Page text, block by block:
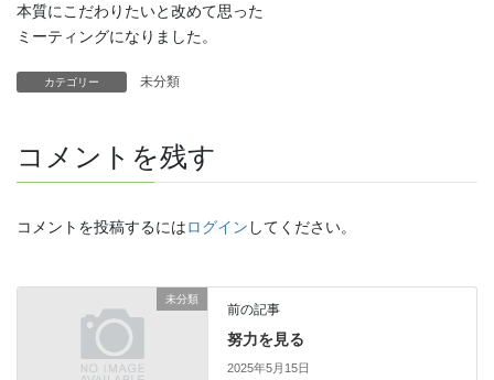
本質にこだわりたいと改めて思った
ミーティングになりました。
カテゴリー 未分類
コメントを残す
コメントを投稿するにはログイン してください。
未分類
前の記事
努力を見る
2025年5月15日